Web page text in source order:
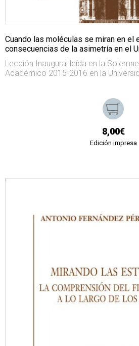
Cuando las moléculas se miran en el
consecuencias de la asimetría en el
Lección Inaugural leída en la
Académico 2015-2016 en la
8,00€
Edición impresa